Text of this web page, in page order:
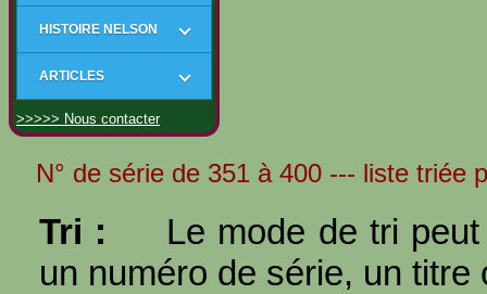
HISTOIRE NELSON
ARTICLES
>>>>> Nous contacter
N° de série de 351 à 400 --- liste triée
Tri :
Le mode de tri
un numéro de série, un titre